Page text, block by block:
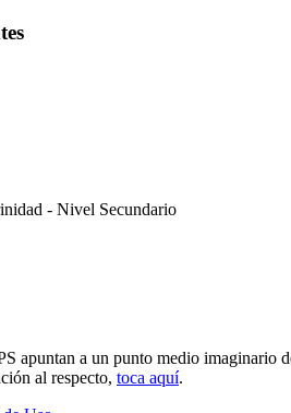
- Nivel Secundario
apuntan a un punto medio
al respecto, toca aquí.